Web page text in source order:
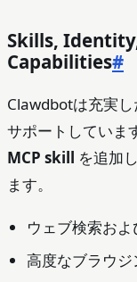
Skills,
Capabilities#
Clawdbotは充実し
サポートしていま
MCP skill を追加
ます。
ウェブ検索お
高度なブラウジ